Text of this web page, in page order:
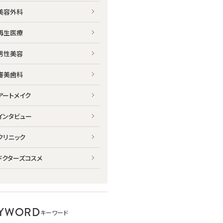
容外科
生医療
性美容
美歯科
ートメイク
ンタビュー
リニック
クターズコスメ
キーワード